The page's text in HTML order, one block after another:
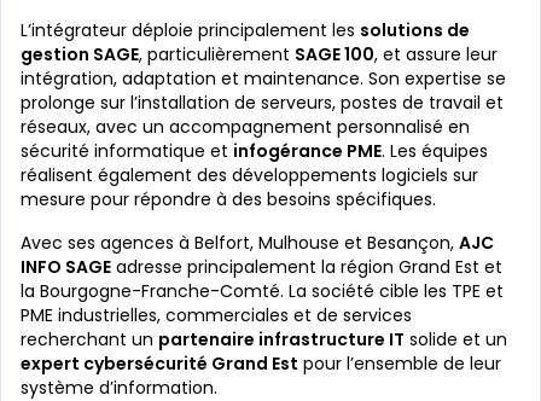
L’intégrateur déploie principalement les solutions de
gestion SAGE, particulièrement SAGE 100, et assure leur
intégration, adaptation et maintenance. Son expertise se
prolonge sur l’installation de serveurs, postes de travail et
réseaux, avec un accompagnement personnalisé en
sécurité informatique et infogérance PME. Les équipes
réalisent également des développements logiciels sur
mesure pour répondre à des besoins spécifiques.
Avec ses agences à Belfort, Mulhouse et Besançon, AJC
INFO SAGE adresse principalement la région Grand Est et
la Bourgogne-Franche-Comté. La société cible les TPE et
PME industrielles, commerciales et de services
recherchant un partenaire infrastructure IT solide et un
expert cybersécurité Grand Est pour l’ensemble de leur
système d’information.